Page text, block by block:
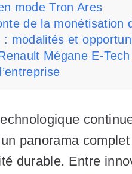
mode Tron Ares
de la monétisation
modalités et
Mégane E-Tech
panorama
durable. Entre